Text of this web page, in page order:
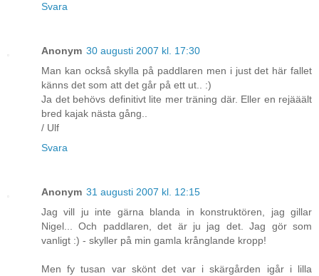
Svara
Anonym 30 augusti 2007 kl. 17:30
Man kan också skylla på paddlaren men i just det här fallet
känns det som att det går på ett ut.. :)
Ja det behövs definitivt lite mer träning där. Eller en rejääält
bred kajak nästa gång..
/ Ulf
Svara
Anonym 31 augusti 2007 kl. 12:15
Jag vill ju inte gärna blanda in konstruktören, jag gillar
Nigel... Och paddlaren, det är ju jag det. Jag gör som
vanligt :) - skyller på min gamla krånglande kropp!
Men fy tusan var skönt det var i skärgården igår i lilla